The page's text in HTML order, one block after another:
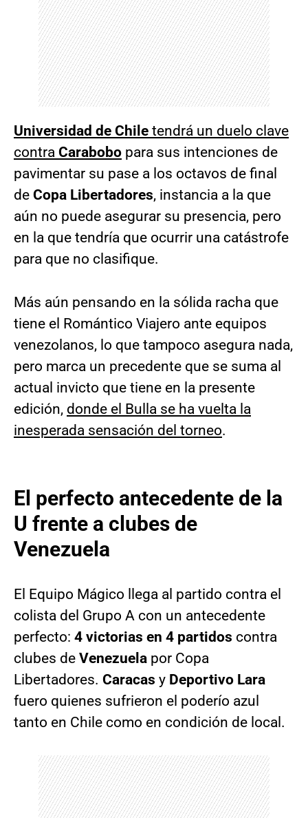
Universidad de Chile tendrá un duelo clave
contra Carabobo para sus intenciones de
pavimentar su pase a los octavos de final
de Copa Libertadores, instancia a la que
aún no puede asegurar su presencia, pero
en la que tendría que ocurrir una catástrofe
para que no clasifique.
Más aún pensando en la sólida racha que
tiene el Romántico Viajero ante equipos
venezolanos, lo que tampoco asegura nada,
pero marca un precedente que se suma al
actual invicto que tiene en la presente
edición, donde el Bulla se ha vuelta la
inesperada sensación del torneo.
El perfecto antecedente de la
U frente a clubes de
Venezuela
El Equipo Mágico llega al partido contra el
colista del Grupo A con un antecedente
perfecto: 4 victorias en 4 partidos contra
clubes de Venezuela por Copa
Libertadores. Caracas y Deportivo Lara
fuero quienes sufrieron el poderío azul
tanto en Chile como en condición de local.